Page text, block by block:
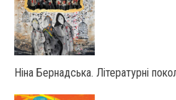
Ніна Бернадська. Літературні